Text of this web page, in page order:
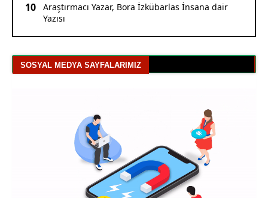
10
Araştırmacı Yazar, Bora İzkübarlas İnsana dair
Yazısı
SOSYAL MEDYA SAYFALARIMIZ